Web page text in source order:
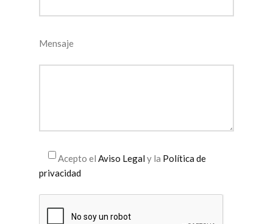
Mensaje
Acepto el Aviso Legal y la Política de
privacidad